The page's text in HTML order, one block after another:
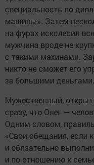
специальность по
машины». Затем
на фурах исколесил
мужчина вроде не
с такими махинами.
никто не сможет его
за большими деньгами.
Мужественный,
сразу, что Олег —
Одним словом,
«Свои обещания, если
и обязательно
и по отношению к